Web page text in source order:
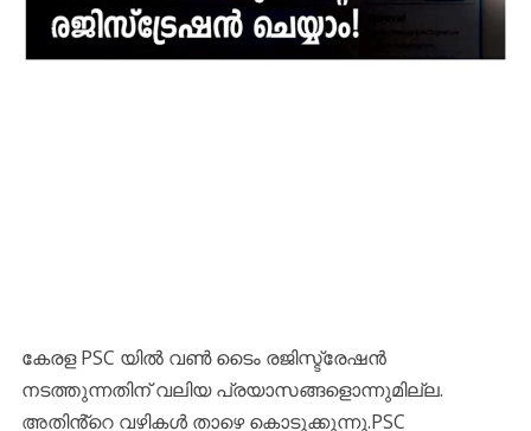
കേരള PSC യിൽ വൺ ടൈം രജിസ്ട്രേഷൻ
നടത്തുന്നതിന് വലിയ പ്രയാസങ്ങളൊന്നുമില്ല.
അതിൻ്റെ വഴികൾ താഴെ കൊടുക്കുന്നു.PSC